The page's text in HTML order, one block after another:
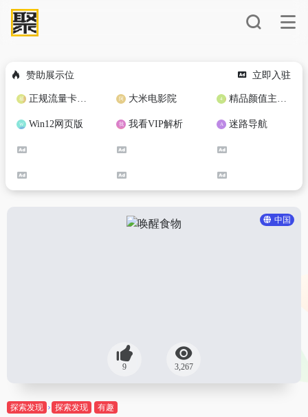
赞助展示位 立即入驻
正规流量卡免费加盟合作 大米电影院 精品颜值主播定制
Win12网页版 我看VIP解析 迷路导航
中国
9 3,267
探索发现 探索发现 有趣